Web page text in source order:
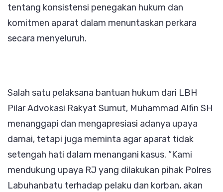
tentang konsistensi penegakan hukum dan
komitmen aparat dalam menuntaskan perkara
secara menyeluruh.
Salah satu pelaksana bantuan hukum dari LBH
Pilar Advokasi Rakyat Sumut, Muhammad Alfin SH
menanggapi dan mengapresiasi adanya upaya
damai, tetapi juga meminta agar aparat tidak
setengah hati dalam menangani kasus. “Kami
mendukung upaya RJ yang dilakukan pihak Polres
Labuhanbatu terhadap pelaku dan korban, akan